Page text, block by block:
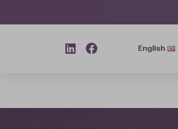
English